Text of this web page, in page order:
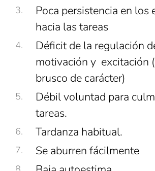
Poca persistencia en los
hacia las tareas
Déficit de la regulación
motivación y excitación
brusco de carácter)
Débil voluntad para
tareas.
Tardanza habitual.
Se aburren fácilmente